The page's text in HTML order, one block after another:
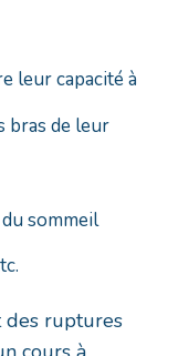
leur capacité à
bras de leur
sommeil
des ruptures